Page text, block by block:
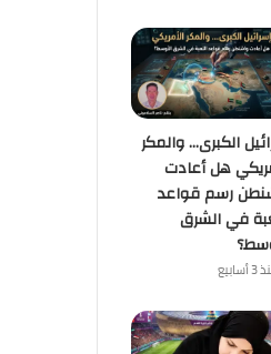
الكبرى… والمكر
هل أعادت
رسم قواعد
في الشرق